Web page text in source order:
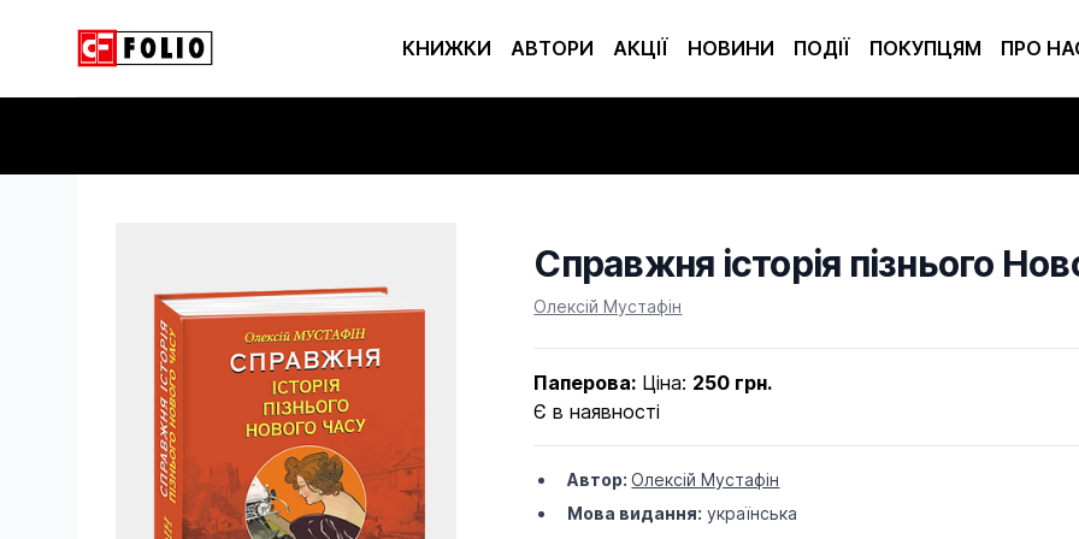
КНИЖКИ АВТОРИ АКЦІЇ НОВИНИ ПОДІЇ ПОКУПЦЯМ ПРО
Справжня історія пізнього
Product information
Олексій Мустафін
Паперова: Ціна: 250 грн.
Є в наявності
Автор:Олексій Мустафін
Мова видання: українська